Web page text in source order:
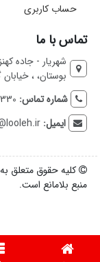
حساب کاربری
تماس با ما
شهریار - جاده
بوستان، ، خیابان گلستان
شماره تماس:
ایمیل:
کلیه حقوق متعلق
منبع بلامانع است.